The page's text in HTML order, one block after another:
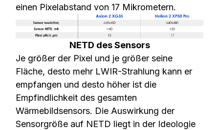
einen Pixelabstand von 17 Mikrometern.
NETD des Sensors
Je größer der Pixel und je größer seine
Fläche, desto mehr LWIR-Strahlung kann er
empfangen und desto höher ist die
Empfindlichkeit des gesamten
Wärmebildsensors. Die Auswirkung der
Sensorgröße auf NETD liegt in der Ideologie